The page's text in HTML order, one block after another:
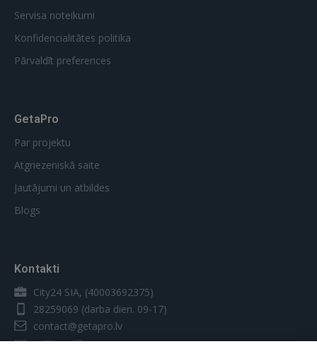
Servisa noteikumi
Konfidencialitātes politika
Pārvaldīt preferences
GetaPro
Par projektu
Atgriezeniskā saite
Jautājumi un atbildes
Blogs
Kontakti
City24 SIA, (40003692375)
28259069 (darba dien. 09-17)
contact@getapro.lv